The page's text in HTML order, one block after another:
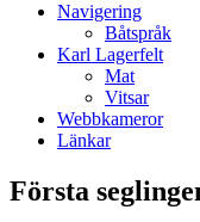
Navigering
Båtspråk
Karl Lagerfelt
Mat
Vitsar
Webbkameror
Länkar
Första